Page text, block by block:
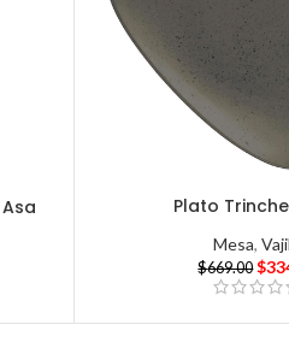
Plato
Mesa,
$669.00 $